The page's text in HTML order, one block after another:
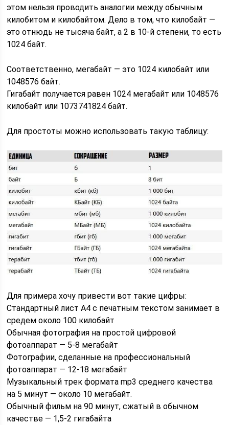
этом нельзя проводить аналогии между обычным
килобитом и килобайтом. Дело в том, что килобайт —
это отнюдь не тысяча байт, а 2 в 10-й степени, то есть
1024 байт.
Соответственно, мегабайт — это 1024 килобайт или
1048576 байт.
Гигабайт получается равен 1024 мегабайт или 1048576
килобайт или 1073741824 байт.
Для простоты можно использовать такую таблицу:
Для примера хочу привести вот такие цифры:
Стандартный лист А4 с печатным текстом занимает в
средем около 100 килобайт
Обычная фотография на простой цифровой
фотоаппарат — 5-8 мегабайт
Фотографии, сделанные на профессиональный
фотоаппарат — 12-18 мегабайт
Музыкальный трек формата mp3 среднего качества
на 5 минут — около 10 мегабайт.
Обычный фильм на 90 минут, сжатый в обычном
качестве — 1,5-2 гигабайта